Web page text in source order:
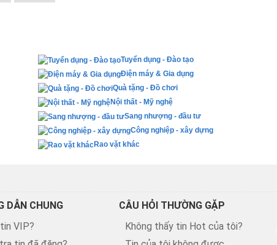
Tuyển dụng - Đào tạo
Điện máy & Gia dụng
Quà tặng - Đồ chơi
Nội thất - Mỹ nghệ
Sang nhượng - đầu tư
Công nghiệp - xây dựng
Rao vặt khác
DẪN CHUNG
VIP?
CÂU HỎI THƯỜNG GẶP
Không thấy tin Hot của tôi?